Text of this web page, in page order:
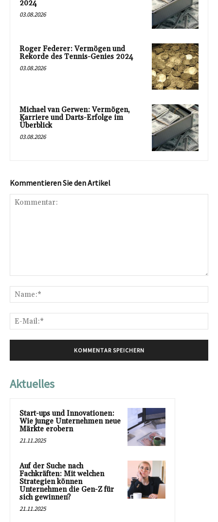
2024
03.08.2026
Roger Federer: Vermögen und
Rekorde des Tennis-Genies 2024
03.08.2026
Michael van Gerwen: Vermögen,
Karriere und Darts-Erfolge im
Überblick
03.08.2026
Kommentieren Sie den Artikel
Aktuelles
Start-ups und Innovationen:
Wie junge Unternehmen neue
Märkte erobern
21.11.2025
Auf der Suche nach
Fachkräften: Mit welchen
Strategien können
Unternehmen die Gen-Z für
sich gewinnen?
21.11.2025